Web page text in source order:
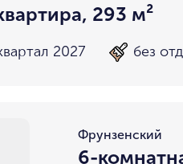
293 м²
2027 без
Фрунзенский
6-